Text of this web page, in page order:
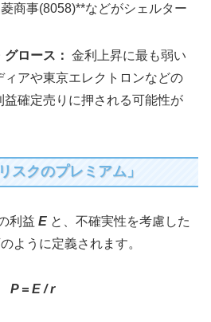
商事(8058)**などがシェルター
グロース： 金利上昇に最も弱い
ィアや東京エレクトロンなどの
益確定売りに押される可能性が
スクのプレミアム」
利益 E と、不確実性を考慮した
ように定義されます。
P = E / r